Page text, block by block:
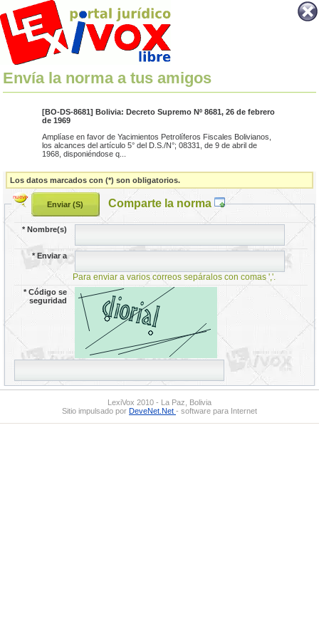
Envía la norma a tus amigos
[BO-DS-8681] Bolivia: Decreto Supremo Nº 8681, 26 de febrero
de 1969
Amplíase en favor de Yacimientos Petrolíferos Fiscales Bolivianos,
los alcances del artículo 5° del D.S./N°; 08331, de 9 de abril de
1968, disponiéndose q...
Los datos marcados con (*) son obligatorios.
Comparte la norma
*Nombre(s)
*Enviar a
Para enviar a varios correos sepáralos con comas ','.
*Código se
seguridad
LexiVox 2010 - La Paz, Bolivia
Sitio impulsado por DeveNet.Net - software para Internet